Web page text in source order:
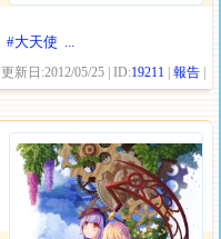
#大天使 ...
| 更新日:2012/05/25 | ID:19211 |報告